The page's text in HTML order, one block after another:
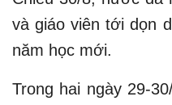
và giáo viên tới dọn
năm học mới.
Trong hai ngày 29-